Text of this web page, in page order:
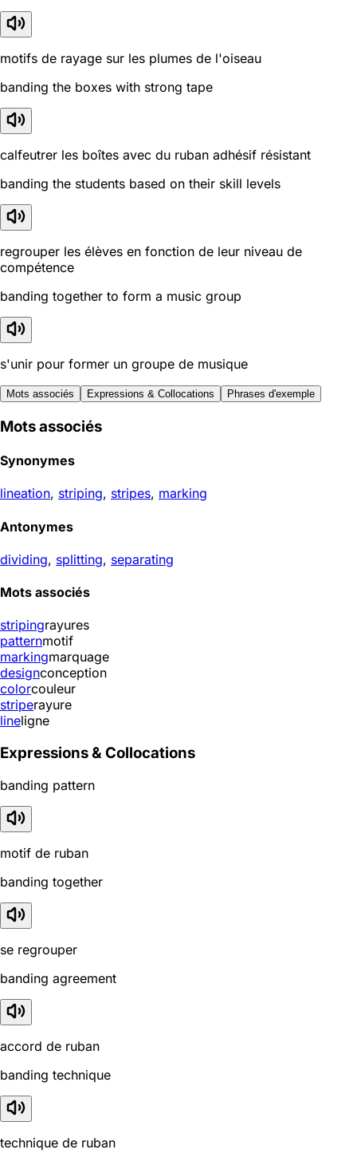
motifs de rayage sur les plumes de l'oiseau
banding the boxes with strong tape
calfeutrer les boîtes avec du ruban adhésif résistant
banding the students based on their skill levels
regrouper les élèves en fonction de leur niveau de
compétence
banding together to form a music group
s'unir pour former un groupe de musique
Mots associés Expressions & Collocations Phrases d'exemple
Mots associés
Synonymes
lineation, striping, stripes, marking
Antonymes
dividing, splitting, separating
Mots associés
stripingrayures
patternmotif
markingmarquage
designconception
colorcouleur
striperayure
lineligne
Expressions & Collocations
banding pattern
motif de ruban
banding together
se regrouper
banding agreement
accord de ruban
banding technique
technique de ruban